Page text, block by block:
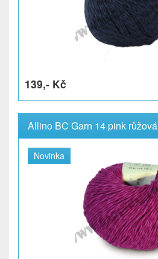
139,- Kč
Allino BC Garn 14 pink růžová
Novinka